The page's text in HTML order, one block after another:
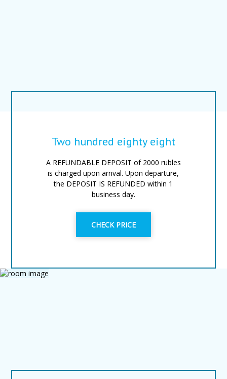
Two hundred eighty eight
A REFUNDABLE DEPOSIT of 2000 rubles
is charged upon arrival. Upon departure,
the DEPOSIT IS REFUNDED within 1
business day.
CHECK PRICE